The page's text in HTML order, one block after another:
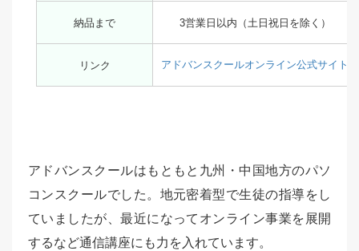
納品まで 3営業日以内（土日祝日を除く）
リンク アドバンスクールオンライン公式サイト
アドバンスクールはもともと九州・中国地方のパソ
コンスクールでした。地元密着型で生徒の指導をし
ていましたが、最近になってオンライン事業を展開
するなど通信講座にも力を入れています。